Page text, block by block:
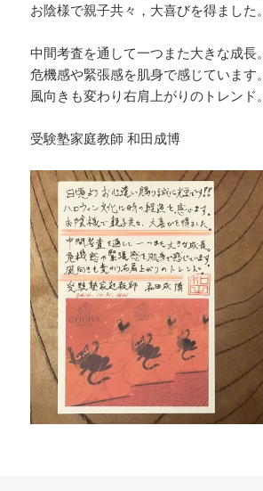
お陰様で親子共々，大喜びを得ました。
中間考査を通して一つまた大きな成長。
危機感や緊張感を肌身で感じています。
風向きも変わり右肩上がりのトレンド。
受験塾家庭教師 和田成博